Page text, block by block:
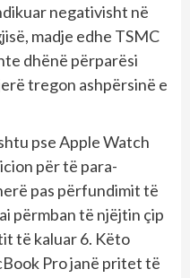
negativisht në
madje edhe TSMC
dhënë përparësi
tregon ashpërsinë e
pse Apple Watch
për të para-
pas përfundimit të
përmban të njëjtin çip
të kaluar 6. Këto
Pro janë pritet të